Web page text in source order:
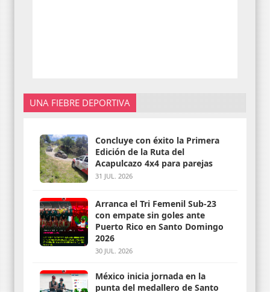
UNA FIEBRE DEPORTIVA
Concluye con éxito la Primera
Edición de la Ruta del
Acapulcazo 4x4 para parejas
31 JUL. 2026
Arranca el Tri Femenil Sub-23
con empate sin goles ante
Puerto Rico en Santo Domingo
2026
30 JUL. 2026
México inicia jornada en la
punta del medallero de Santo